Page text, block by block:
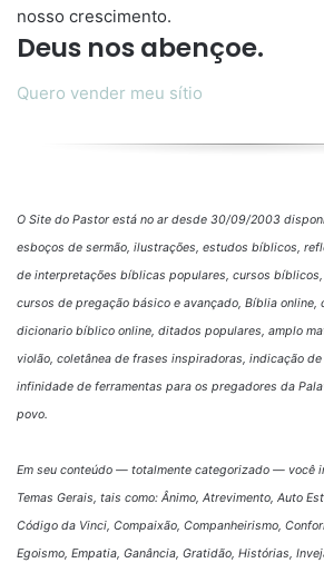
nosso crescimento.
Deus nos abençoe.
Quero vender meu sítio
O Site do Pastor está no ar desde 30/09/2003
esboços de sermão, ilustrações, estudos bíblicos,
de interpretações bíblicas populares, cursos
cursos de pregação básico e avançado, Bíblia online,
dicionario bíblico online, ditados populares, amplo
violão, coletânea de frases inspiradoras, indicação
infinidade de ferramentas para os pregadores da
povo.
Em seu conteúdo — totalmente categorizado — você
Temas Gerais, tais como: Ânimo, Atrevimento, Auto
Código da Vinci, Compaixão, Companheirismo,
Egoismo, Empatia, Ganância, Gratidão, Histórias,